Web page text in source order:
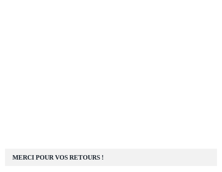
MERCI POUR VOS RETOURS !